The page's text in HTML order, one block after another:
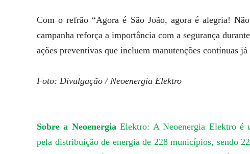
Com o refrão “Agora é São João, agora é alegria!
campanha reforça a importância com a segurança
ações preventivas que incluem manutenções contínuas
Foto: Divulgação / Neoenergia Elektro
Sobre a Neoenergia Elektro: A Neoenergia Elektro é
pela distribuição de energia de 228 municípios, sendo